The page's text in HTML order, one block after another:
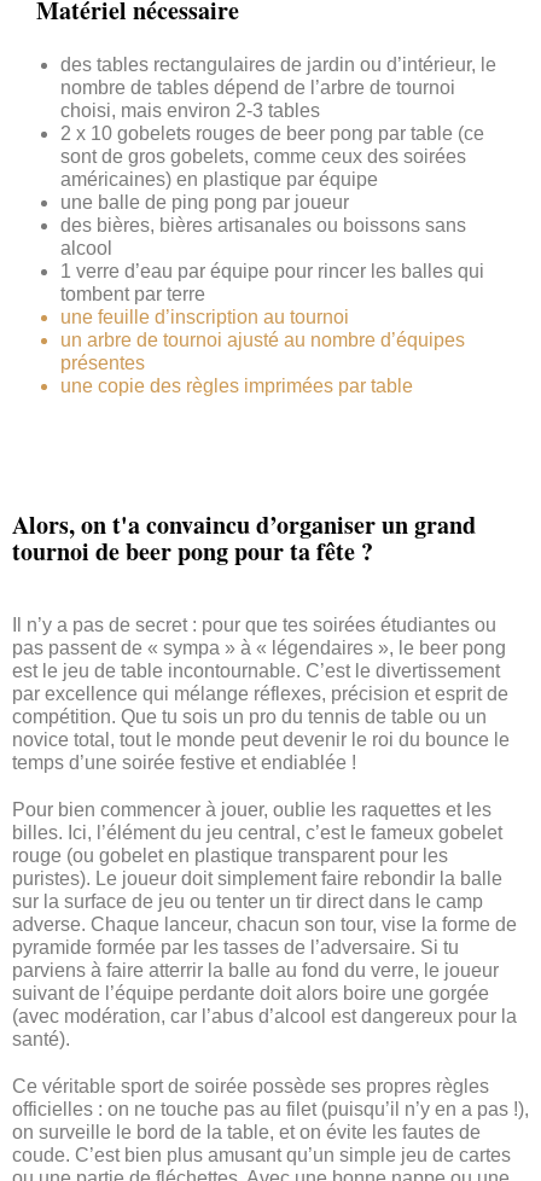
Matériel nécessaire
des tables rectangulaires de jardin ou d’intérieur, le
nombre de tables dépend de l’arbre de tournoi
choisi, mais environ 2-3 tables
2 x 10 gobelets rouges de beer pong par table (ce
sont de gros gobelets, comme ceux des soirées
américaines) en plastique par équipe
une balle de ping pong par joueur
des bières, bières artisanales ou boissons sans
alcool
1 verre d’eau par équipe pour rincer les balles qui
tombent par terre
une feuille d’inscription au tournoi
un arbre de tournoi ajusté au nombre d’équipes
présentes
une copie des règles imprimées par table
Alors, on t'a convaincu d’organiser un grand
tournoi de beer pong pour ta fête ?
Il n’y a pas de secret : pour que tes soirées étudiantes ou
pas passent de « sympa » à « légendaires », le beer pong
est le jeu de table incontournable. C’est le divertissement
par excellence qui mélange réflexes, précision et esprit de
compétition. Que tu sois un pro du tennis de table ou un
novice total, tout le monde peut devenir le roi du bounce le
temps d’une soirée festive et endiablée !
Pour bien commencer à jouer, oublie les raquettes et les
billes. Ici, l’élément du jeu central, c’est le fameux gobelet
rouge (ou gobelet en plastique transparent pour les
puristes). Le joueur doit simplement faire rebondir la balle
sur la surface de jeu ou tenter un tir direct dans le camp
adverse. Chaque lanceur, chacun son tour, vise la forme de
pyramide formée par les tasses de l’adversaire. Si tu
parviens à faire atterrir la balle au fond du verre, le joueur
suivant de l’équipe perdante doit alors boire une gorgée
(avec modération, car l’abus d’alcool est dangereux pour la
santé).
Ce véritable sport de soirée possède ses propres règles
officielles : on ne touche pas au filet (puisqu’il n’y en a pas !),
on surveille le bord de la table, et on évite les fautes de
coude. C’est bien plus amusant qu’un simple jeu de cartes